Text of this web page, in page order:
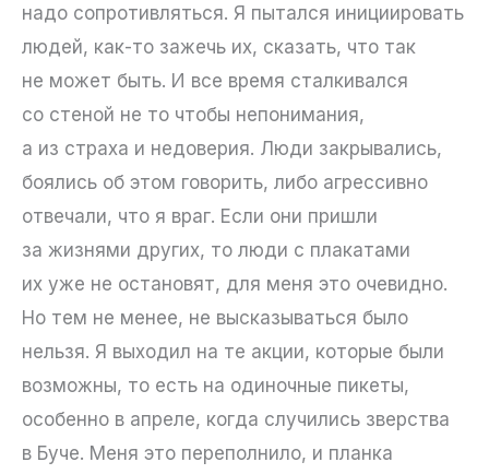
надо сопротивляться. Я пытался инициировать
людей, как-то зажечь их, сказать, что так
не может быть. И все время сталкивался
со стеной не то чтобы непонимания,
а из страха и недоверия. Люди закрывались,
боялись об этом говорить, либо агрессивно
отвечали, что я враг. Если они пришли
за жизнями других, то люди с плакатами
их уже не остановят, для меня это очевидно.
Но тем не менее, не высказываться было
нельзя. Я выходил на те акции, которые были
возможны, то есть на одиночные пикеты,
особенно в апреле, когда случились зверства
в Буче. Меня это переполнило, и планка